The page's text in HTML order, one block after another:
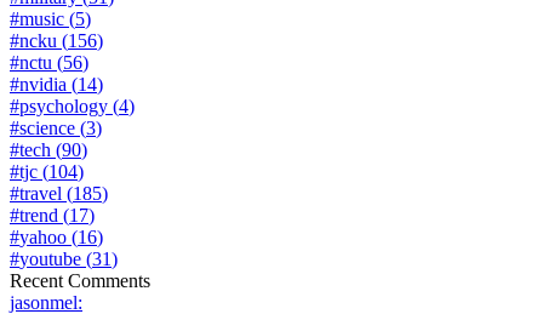
#music (5)
#ncku (156)
#nctu (56)
#nvidia (14)
#psychology (4)
#science (3)
#tech (90)
#tjc (104)
#travel (185)
#trend (17)
#yahoo (16)
#youtube (31)
Recent Comments
jasonmel: